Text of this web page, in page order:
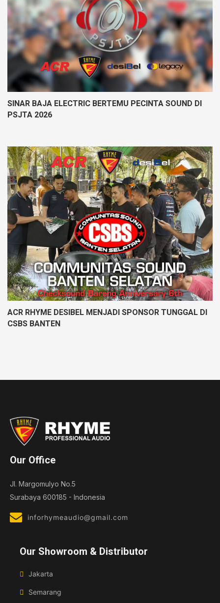
SINAR BAJA ELECTRIC BERTEMU PECINTA SOUND DI
PSJTA 2026
ACR RHYME DESIBEL MENJADI SPONSOR TUNGGAL DI
CSBS BANTEN
Our Office
Jl. Margomulyo No.5
Surabaya 600185 - Indonesia
inforhymeaudio@gmail.com
Our Showroom & Distributor
Jakarta
Semarang